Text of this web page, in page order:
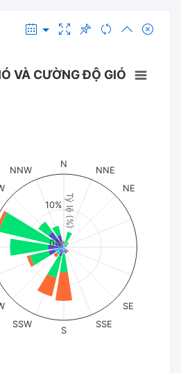
Tỷ lệ (%)
VÀ CƯỜNG ĐỘ GIÓ
N
NNE
NE
SE
SSE
S
SSW
NNW
0%
10%